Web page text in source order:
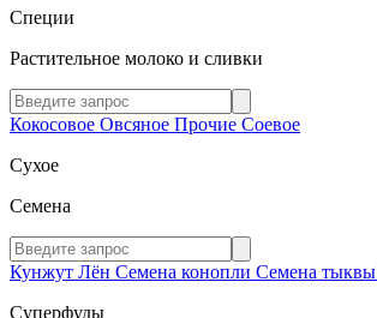
Специи
Растительное молоко и сливки
Кокосовое Овсяное Прочие Соевое
Сухое
Семена
Кунжут Лён Семена конопли Семена тыквы
Суперфуды